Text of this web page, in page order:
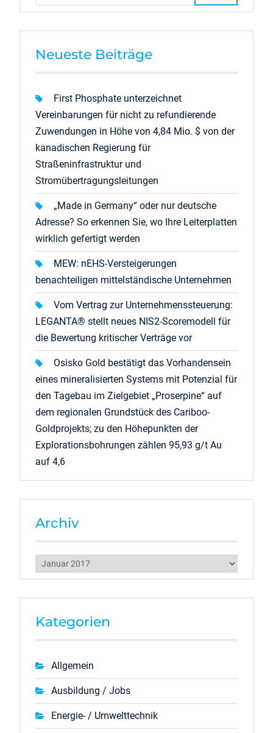
Neueste Beiträge
First Phosphate unterzeichnet
Vereinbarungen für nicht zu refundierende
Zuwendungen in Höhe von 4,84 Mio. $ von der
kanadischen Regierung für
Straßeninfrastruktur und
Stromübertragungsleitungen
„Made in Germany“ oder nur deutsche
Adresse? So erkennen Sie, wo Ihre Leiterplatten
wirklich gefertigt werden
MEW: nEHS-Versteigerungen
benachteiligen mittelständische Unternehmen
Vom Vertrag zur Unternehmenssteuerung:
LEGANTA® stellt neues NIS2-Scoremodell für
die Bewertung kritischer Verträge vor
Osisko Gold bestätigt das Vorhandensein
eines mineralisierten Systems mit Potenzial für
den Tagebau im Zielgebiet „Proserpine“ auf
dem regionalen Grundstück des Cariboo-
Goldprojekts; zu den Höhepunkten der
Explorationsbohrungen zählen 95,93 g/t Au
auf 4,6
Archiv
Archiv
Kategorien
Allgemein
Ausbildung / Jobs
Energie- / Umwelttechnik